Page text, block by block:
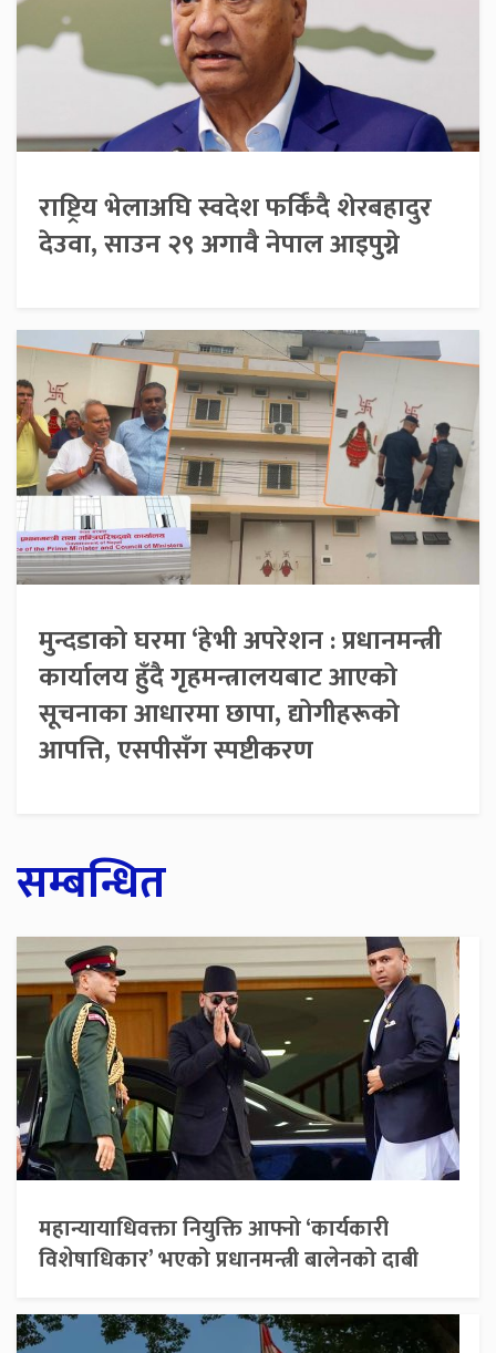
राष्ट्रिय भेलाअघि स्वदेश फर्किँदै शेरबहादुर
देउवा, साउन २९ अगावै नेपाल आइपुग्ने
मुन्दडाको घरमा ‘हेभी अपरेशन : प्रधानमन्त्री
कार्यालय हुँदै गृहमन्त्रालयबाट आएको
सूचनाका आधारमा छापा, द्योगीहरूको
आपत्ति, एसपीसँग स्पष्टीकरण
सम्बन्धित
महान्यायाधिवक्ता नियुक्ति आफ्नो ‘कार्यकारी
विशेषाधिकार’ भएको प्रधानमन्त्री बालेनको दाबी